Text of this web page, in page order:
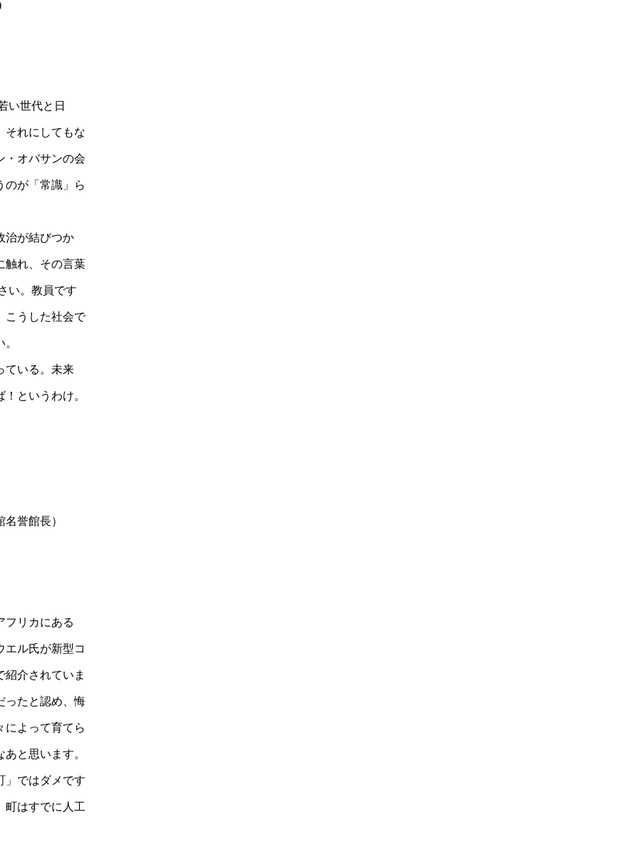
い世代と日
それにしてもな
・オバサンの会
のが「常識」ら
治が結びつか
触れ、その言葉
い。教員です
こうした社会で
ている。未来
というわけ。
誉館長）
フリカにある
エル氏が新型コ
介されていま
ったと認め、悔
によって育てら
と思います。
」ではダメです
町はすでに人工